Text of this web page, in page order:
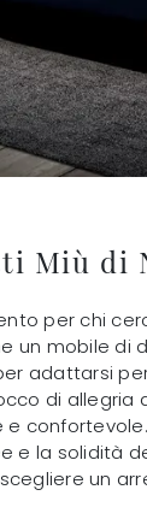
Miù di
per chi
mobile di
adattarsi
di allegria
e la
un